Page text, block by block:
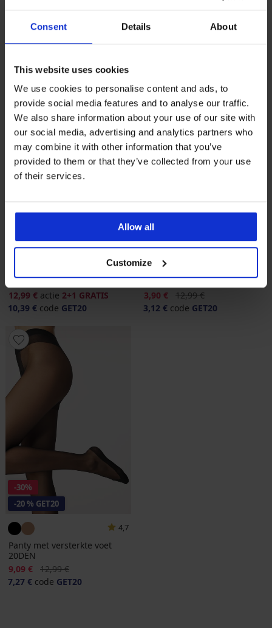
Consent Details About
This website uses cookies
We use cookies to personalise content and ads, to
provide social media features and to analyse our traffic.
We also share information about your use of our site with
our social media, advertising and analytics partners who
may combine it with other information that you’ve
provided to them or that they’ve collected from your use
of their services.
Allow all
Customize
Panty PLUS SIZE Positive
17,99 €actie 2+1 GRATIS
14,39 €codeGET20
Hold-up kousen PLUS SIZE
20,99 €
2+1 GRATIS
16,79 €codeGET20
-20 % GET20
4,8
Panty Blues 70 DEN
12,99 € actie 2+1 GRATIS
10,39 € code GET20
Sale
-20 % GET20
Panty Samba 40 DEN
Korting
3,90 € Oorspronkelijke prijs
12,99 €
3,12 € code GET20
-30%
-20 % GET20
4,7
Panty met versterkte voet
20DEN
Korting
9,09 € Oorspronkelijke prijs
12,99 €
7,27 € code GET20